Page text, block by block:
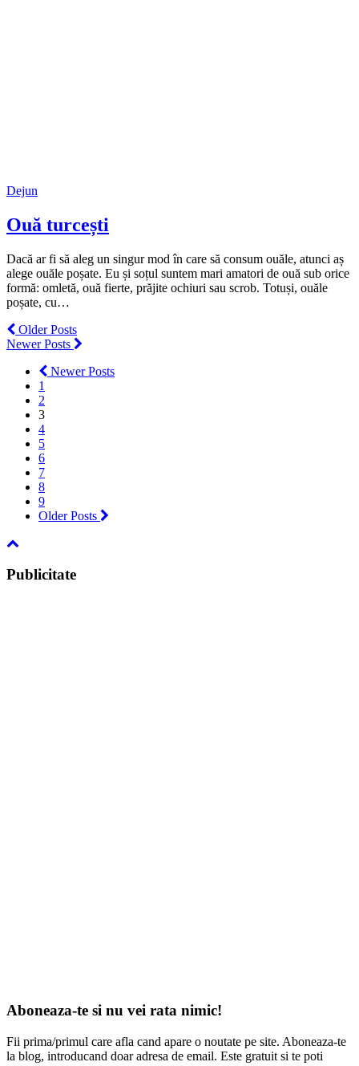
Dejun
Ouă turcești
Dacă ar fi să aleg un singur mod în care să consum ouăle, atunci aș
alege ouăle poșate. Eu și soțul suntem mari amatori de ouă sub orice
formă: omletă, ouă fierte, prăjite ochiuri sau scrob. Totuși, ouăle
poșate, cu…
Older Posts
Newer Posts
Newer Posts
1
2
3
4
5
6
7
8
9
Older Posts
Publicitate
Aboneaza-te si nu vei rata nimic!
Fii prima/primul care afla cand apare o noutate pe site. Aboneaza-te
la blog, introducand doar adresa de email. Este gratuit si te poti